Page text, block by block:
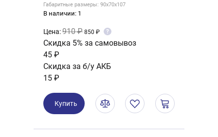
Габаритные размеры: 90x70x107
В наличии: 1
Цена:910 ₽ 850 ₽ ?
Скидка 5% за самовывоз
45 ₽
Скидка за б/у АКБ
15 ₽
Купить